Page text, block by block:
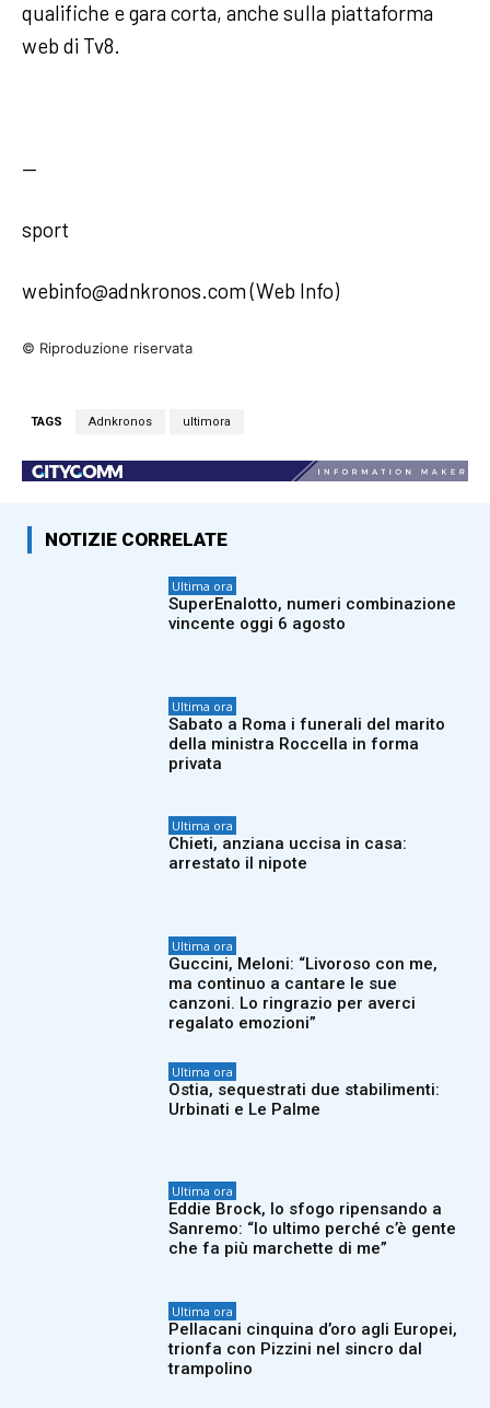
qualifiche e gara corta, anche sulla piattaforma
web di Tv8.
—
sport
webinfo@adnkronos.com (Web Info)
© Riproduzione riservata
TAGS Adnkronos ultimora
NOTIZIE CORRELATE
Ultima ora
SuperEnalotto, numeri combinazione
vincente oggi 6 agosto
Ultima ora
Sabato a Roma i funerali del marito
della ministra Roccella in forma
privata
Ultima ora
Chieti, anziana uccisa in casa:
arrestato il nipote
Ultima ora
Guccini, Meloni: “Livoroso con me,
ma continuo a cantare le sue
canzoni. Lo ringrazio per averci
regalato emozioni”
Ultima ora
Ostia, sequestrati due stabilimenti:
Urbinati e Le Palme
Ultima ora
Eddie Brock, lo sfogo ripensando a
Sanremo: “Io ultimo perché c’è gente
che fa più marchette di me”
Ultima ora
Pellacani cinquina d’oro agli Europei,
trionfa con Pizzini nel sincro dal
trampolino